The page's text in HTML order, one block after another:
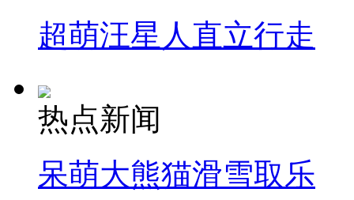
超萌汪星人直立行走
热点新闻
呆萌大熊猫滑雪取乐